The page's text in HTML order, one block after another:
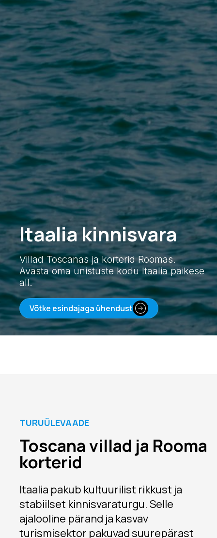
Itaalia kinnisvara
Villad Toscanas ja korterid Roomas.
Avasta oma unistuste kodu Itaalia päikese
all.
Võtke esindajaga ühendust
TURUÜLEVAADE
Toscana villad ja Rooma
korterid
Itaalia pakub kultuurilist rikkust ja
stabiilset kinnisvaraturgu. Selle
ajalooline pärand ja kasvav
turismisektor pakuvad suurepärast